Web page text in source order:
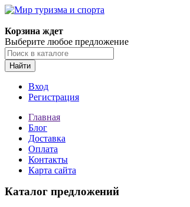
Корзина ждет
Выберите любое предложение
Найти
Вход
Регистрация
Главная
Блог
Доставка
Оплата
Контакты
Карта сайта
Каталог предложений